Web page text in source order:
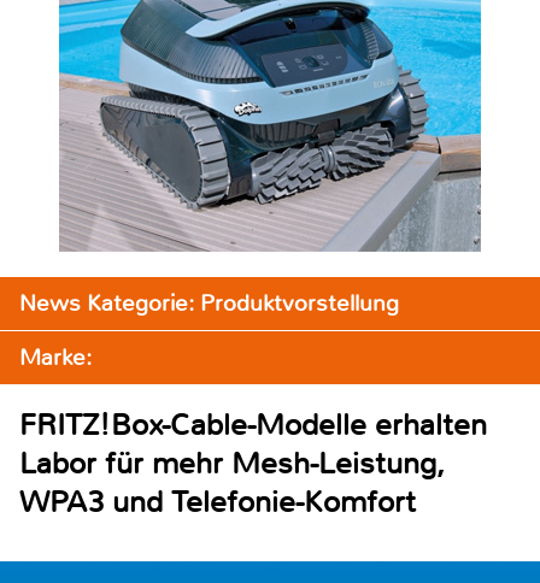
News Kategorie: Produktvorstellung
Marke:
FRITZ!Box-Cable-Modelle erhalten
Labor für mehr Mesh-Leistung,
WPA3 und Telefonie-Komfort